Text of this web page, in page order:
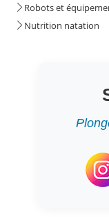
Robots et
Nutrition natation